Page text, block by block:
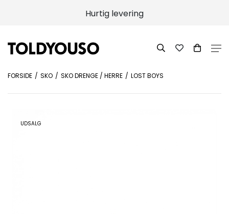
Hurtig levering
FORSIDE SKO SKO DRENGE / HERRE LOST BOYS
UDSALG